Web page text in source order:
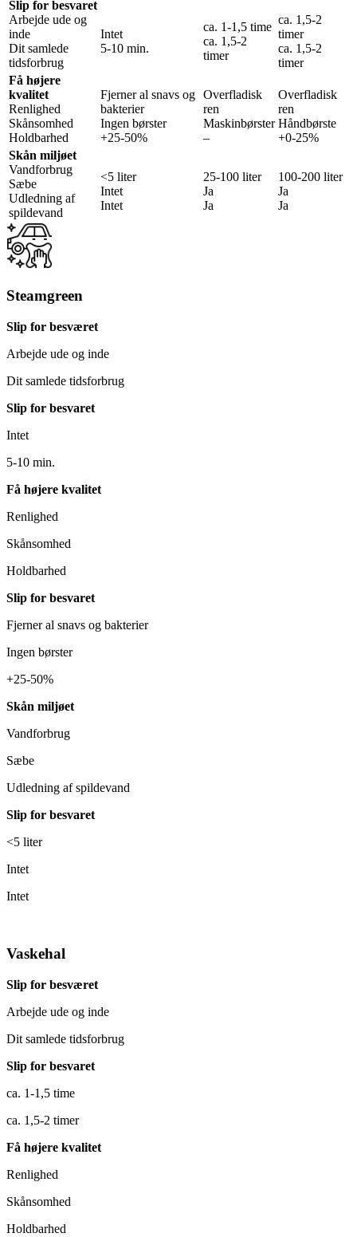
Slip for besvaret
Arbejde ude og
inde
Dit samlede
tidsforbrug
Intet
5-10 min.
ca. 1-1,5 time
ca. 1,5-2
timer
ca. 1,5-2
timer
ca. 1,5-2
timer
Få højere
kvalitet
Renlighed
Skånsomhed
Holdbarhed
Fjerner al snavs og
bakterier
Ingen børster
+25-50%
Overfladisk
ren
Maskinbørster
–
Overfladisk
ren
Håndbørste
+0-25%
Skån miljøet
Vandforbrug
Sæbe
Udledning af
spildevand
<5 liter
Intet
Intet
25-100 liter
Ja
Ja
100-200 liter
Ja
Ja
Steamgreen
Slip for besværet
Arbejde ude og inde
Dit samlede tidsforbrug
Slip for besvaret
Intet
5-10 min.
Få højere kvalitet
Renlighed
Skånsomhed
Holdbarhed
Slip for besvaret
Fjerner al snavs og bakterier
Ingen børster
+25-50%
Skån miljøet
Vandforbrug
Sæbe
Udledning af spildevand
Slip for besvaret
<5 liter
Intet
Intet
Vaskehal
Slip for besværet
Arbejde ude og inde
Dit samlede tidsforbrug
Slip for besvaret
ca. 1-1,5 time
ca. 1,5-2 timer
Få højere kvalitet
Renlighed
Skånsomhed
Holdbarhed